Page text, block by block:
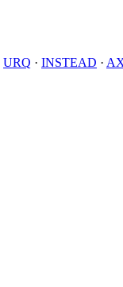
URQ · INSTEAD ·